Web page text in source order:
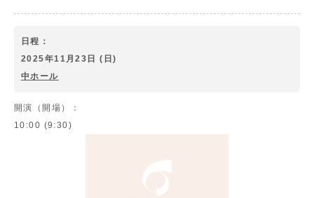
日程：
2025年11月23日 (日)
中ホール
開演（開場）：
10:00 (9:30)